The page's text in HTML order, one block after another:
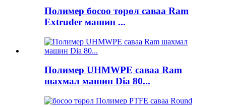
Полимер босоо төрөл саваа Ram
Extruder машин ...
Полимер UHMWPE саваа Ram
шахмал машин Dia 80...